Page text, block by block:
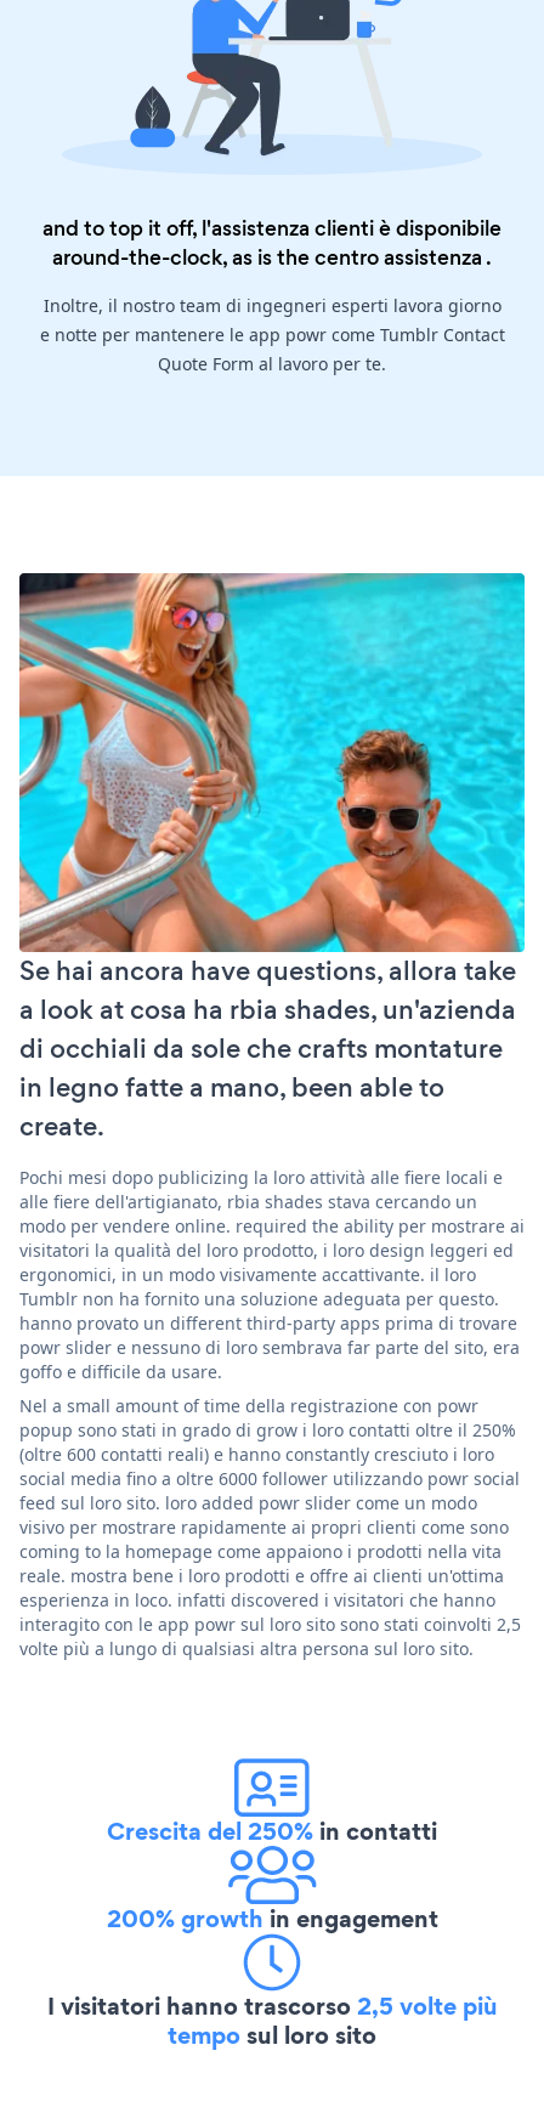
and to top it off, l'assistenza clienti è disponibile
around-the-clock, as is thecentro assistenza .
Inoltre, il nostro team di ingegneri esperti lavora giorno
e notte per mantenere le app powr come Tumblr Contact
Quote Form al lavoro per te.
Se hai ancora have questions, allora take
a look at cosa ha rbia shades, un'azienda
di occhiali da sole che crafts montature
in legno fatte a mano, been able to
create.
Pochi mesi dopo publicizing la loro attività alle fiere locali e
alle fiere dell'artigianato, rbia shades stava cercando un
modo per vendere online. required the ability per mostrare ai
visitatori la qualità del loro prodotto, i loro design leggeri ed
ergonomici, in un modo visivamente accattivante. il loro
Tumblr non ha fornito una soluzione adeguata per questo.
hanno provato un different third-party apps prima di trovare
powr slider e nessuno di loro sembrava far parte del sito, era
goffo e difficile da usare.
Nel a small amount of time della registrazione con powr
popup sono stati in grado di grow i loro contatti oltre il 250%
(oltre 600 contatti reali) e hanno constantly cresciuto i loro
social media fino a oltre 6000 follower utilizzando powr social
feed sul loro sito. loro added powr slider come un modo
visivo per mostrare rapidamente ai propri clienti come sono
coming to la homepage come appaiono i prodotti nella vita
reale. mostra bene i loro prodotti e offre ai clienti un'ottima
esperienza in loco. infatti discovered i visitatori che hanno
interagito con le app powr sul loro sito sono stati coinvolti 2,5
volte più a lungo di qualsiasi altra persona sul loro sito.
Crescita del 250% in contatti
200% growth in engagement
I visitatori hanno trascorso2,5 volte più
temposul loro sito